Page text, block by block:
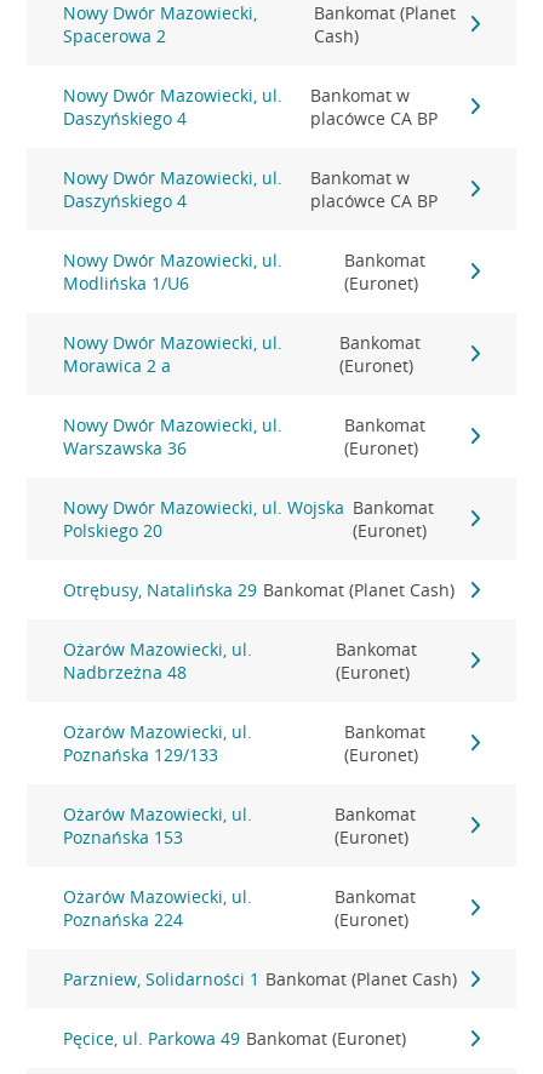
Nowy Dwór Mazowiecki,
Spacerowa 2
Bankomat (Planet
Cash)
Nowy Dwór Mazowiecki, ul.
Daszyńskiego 4
Bankomat w
placówce CA BP
Nowy Dwór Mazowiecki, ul.
Daszyńskiego 4
Bankomat w
placówce CA BP
Nowy Dwór Mazowiecki, ul.
Modlińska 1/U6
Bankomat
(Euronet)
Nowy Dwór Mazowiecki, ul.
Morawica 2 a
Bankomat
(Euronet)
Nowy Dwór Mazowiecki, ul.
Warszawska 36
Bankomat
(Euronet)
Nowy Dwór Mazowiecki, ul. Wojska
Polskiego 20
Bankomat
(Euronet)
Otrębusy, Natalińska 29 Bankomat (Planet Cash)
Ożarów Mazowiecki, ul.
Nadbrzeżna 48
Bankomat
(Euronet)
Ożarów Mazowiecki, ul.
Poznańska 129/133
Bankomat
(Euronet)
Ożarów Mazowiecki, ul.
Poznańska 153
Bankomat
(Euronet)
Ożarów Mazowiecki, ul.
Poznańska 224
Bankomat
(Euronet)
Parzniew, Solidarności 1 Bankomat (Planet Cash)
Pęcice, ul. Parkowa 49 Bankomat (Euronet)